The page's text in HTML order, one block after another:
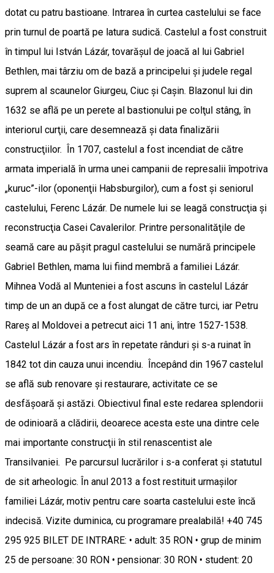
dotat cu patru bastioane. Intrarea în curtea castelului se face
prin turnul de poartă pe latura sudică. Castelul a fost construit
în timpul lui István Lázár, tovarăşul de joacă al lui Gabriel
Bethlen, mai târziu om de bază a principelui şi judele regal
suprem al scaunelor Giurgeu, Ciuc şi Caşin. Blazonul lui din
1632 se află pe un perete al bastionului pe colţul stâng, în
interiorul curţii, care desemnează şi data finalizării
construcţiilor. În 1707, castelul a fost incendiat de către
armata imperială în urma unei campanii de represalii împotriva
„kuruc”-ilor (oponenţii Habsburgilor), cum a fost şi seniorul
castelului, Ferenc Lázár. De numele lui se leagă construcţia şi
reconstrucţia Casei Cavalerilor. Printre personalităţile de
seamă care au păşit pragul castelului se numără principele
Gabriel Bethlen, mama lui fiind membră a familiei Lázár.
Mihnea Vodă al Munteniei a fost ascuns în castelul Lázár
timp de un an după ce a fost alungat de către turci, iar Petru
Rareş al Moldovei a petrecut aici 11 ani, între 1527-1538.
Castelul Lázár a fost ars în repetate rânduri şi s-a ruinat în
1842 tot din cauza unui incendiu. Începând din 1967 castelul
se află sub renovare şi restaurare, activitate ce se
desfăşoară şi astăzi. Obiectivul final este redarea splendorii
de odinioară a clădirii, deoarece acesta este una dintre cele
mai importante construcţii în stil renascentist ale
Transilvaniei. Pe parcursul lucrărilor i s-a conferat şi statutul
de sit arheologic. În anul 2013 a fost restituit urmaşilor
familiei Lázár, motiv pentru care soarta castelului este încă
indecisă. Vizite duminica, cu programare prealabilă! +40 745
295 925 BILET DE INTRARE: • adult: 35 RON • grup de minim
25 de persoane: 30 RON • pensionar: 30 RON • student: 20